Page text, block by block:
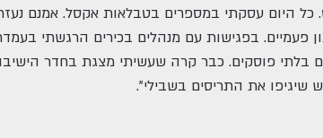
היום עסקתי במספרים בטבלאות אקסל. אמנם
בפגישות עם מנהלים בכירים הרגשתי
בלתי פוסקים. כבר קרה שעשיתי מצגת בחדר
את התריסים בשבילי".